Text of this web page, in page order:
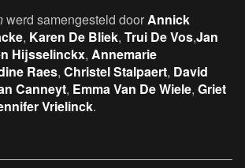
werd samengesteld doorAnnick
, Karen De Bliek, Trui De Vos,Jan
Hijsselinckx, Annemarie
Raes, Christel Stalpaert, David
Canneyt, Emma Van De Wiele, Griet
Vrielinck.